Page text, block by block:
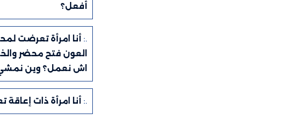
أفعل؟
.: أنا امرأة تعرضت
العون فتح محضر
اش نعمل؟ وين
.: أنا امرأة ذات